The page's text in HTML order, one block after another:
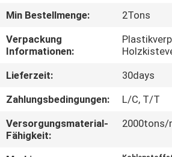
TRETEN
SIE
MIT
UNS
IN
Min Bestellmenge:
2Tons
Verpackung
Informationen:
Lieferzeit:
30days
Zahlungsbedingungen:
L/C, T/T
Versorgungsmaterial-
Fähigkeit:
2000tons/